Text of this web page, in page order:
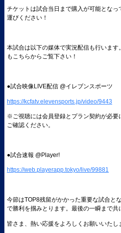
チケットは試合当日まで購入が可能とな
運びください！
本試合は以下の媒体で実況配信も行いま
もこちらからご覧下さい！
●試合映像LIVE配信 @イレブンスポーツ
https://kcfatv.elevensports.jp/video/9443
※ご視聴には会員登録とプラン契約が必要
ご確認ください。
●試合速報 @Player!
https://web.playerapp.tokyo/live/99881
今節はTOP8残留がかかった重要な試合と
で勝利を掴みとります。最後の一瞬まで共
皆さま、熱い応援をよろしくお願いいたし